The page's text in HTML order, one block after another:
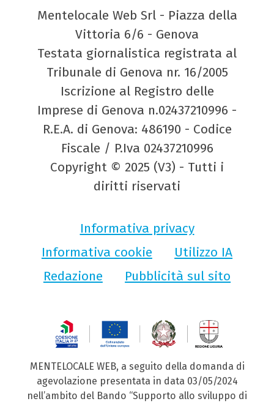
Mentelocale Web Srl - Piazza della
Vittoria 6/6 - Genova
Testata giornalistica registrata al
Tribunale di Genova nr. 16/2005
Iscrizione al Registro delle
Imprese di Genova n.02437210996 -
R.E.A. di Genova: 486190 - Codice
Fiscale / P.Iva 02437210996
Copyright © 2025 (V3) - Tutti i
diritti riservati
Informativa privacy
Informativa cookie
Utilizzo IA
Redazione
Pubblicità sul sito
MENTELOCALE WEB, a seguito della domanda di
agevolazione presentata in data 03/05/2024
nell’ambito del Bando “Supporto allo sviluppo di